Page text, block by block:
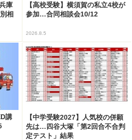
庫
相
【高校受験】横須賀の私立4校が
参加…合同相談会10/12
2026.8.5
講
【中学受験2027】人気校の併願
先は…四谷大塚「第2回合不合判
定テスト」結果